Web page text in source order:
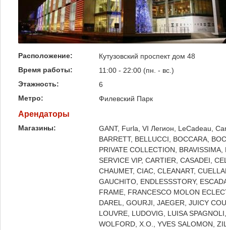
Расположение:
Кутузовский проспект дом 48
Время работы:
11:00 - 22:00 (пн. - вс.)
Этажность:
6
Метро:
Филевский Парк
Арендаторы
Магазины:
GANT, Furla, VI Легион, LeCadeau,
BARRETT, BELLUCCI, BOCCARA,
PRIVATE COLLECTION,
SERVICE VIP, CARTIER, CASADEI,
CHAUMET, CIAC, CLEANART,
GAUCHITO, ENDLESSSTORY,
FRAME, FRANCESCO MOLON
DAREL, GOURJI, JAEGER, JUICY
LOUVRE, LUDOVIG, LUISA
WOLFORD, X.O., YVES